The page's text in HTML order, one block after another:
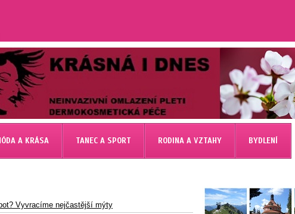
A KRÁSA TANEC A SPORT RODINA A VZTAHY BYDLENÍ
Vyvracíme nejčastější mýty